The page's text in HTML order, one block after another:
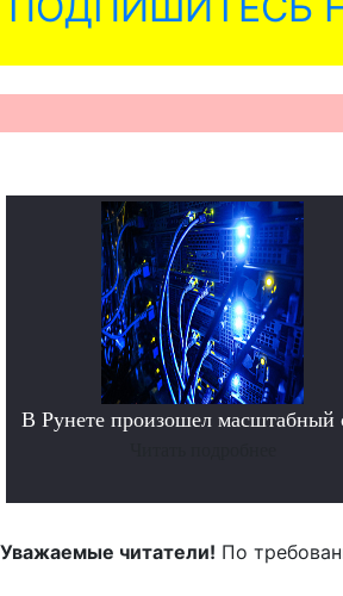
В Рунете произошел масштабный
Уважаемые читатели! По